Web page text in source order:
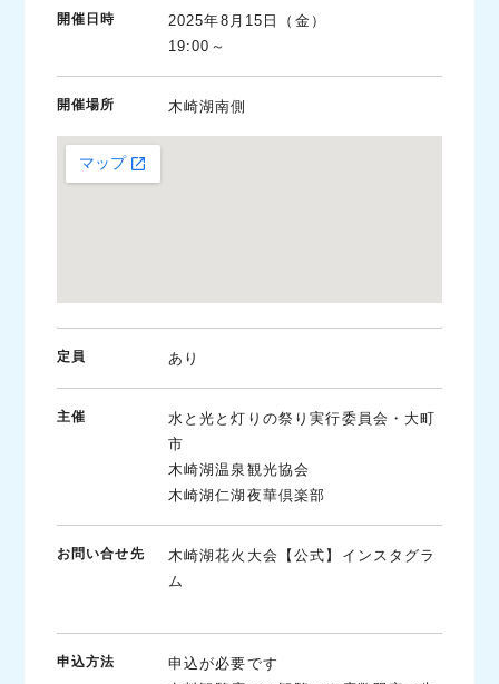
開催日時
2025年8月15日（金）
19:00～
開催場所 木崎湖南側
定員 あり
主催
水と光と灯りの祭り実行委員会・大町
市
木崎湖温泉観光協会
木崎湖仁湖夜華倶楽部
お問い合せ先
木崎湖花火大会【公式】インスタグラ
ム
申込方法
申込が必要です